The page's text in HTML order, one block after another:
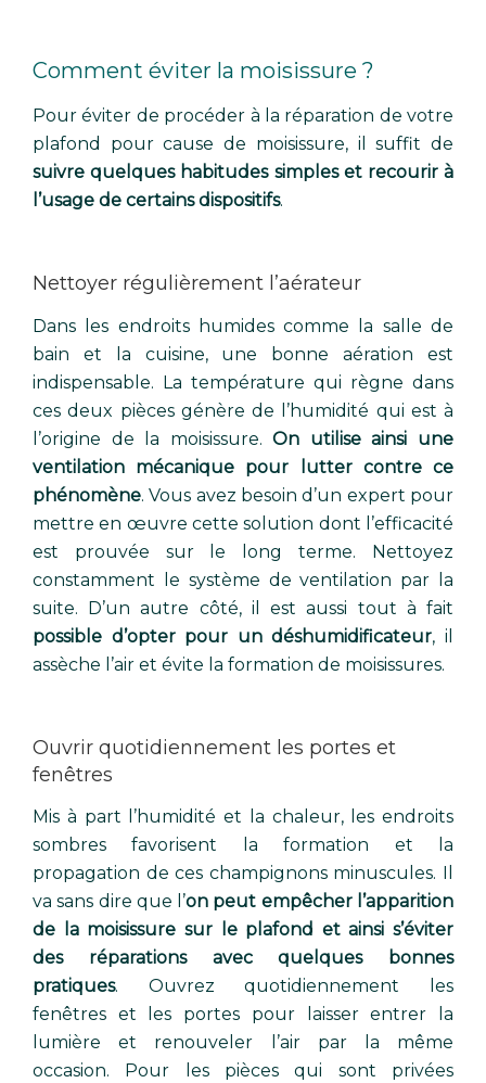
Comment éviter la moisissure ?
Pour éviter de procéder à la réparation de votre
plafond pour cause de moisissure, il suffit de
suivre quelques habitudes simples et recourir à
l’usage de certains dispositifs.
Nettoyer régulièrement l’aérateur
Dans les endroits humides comme la salle de
bain et la cuisine, une bonne aération est
indispensable. La température qui règne dans
ces deux pièces génère de l’humidité qui est à
l’origine de la moisissure.On utilise ainsi une
ventilation mécanique pour lutter contre ce
phénomène. Vous avez besoin d’un expert pour
mettre en œuvre cette solution dont l’efficacité
est prouvée sur le long terme. Nettoyez
constamment le système de ventilation par la
suite. D’un autre côté, il est aussi tout à fait
possible d’opter pour un déshumidificateur, il
assèche l’air et évite la formation de moisissures.
Ouvrir quotidiennement les portes et
fenêtres
Mis à part l’humidité et la chaleur, les endroits
sombres favorisent la formation et la
propagation de ces champignons minuscules. Il
va sans dire que l’on peut empêcher l’apparition
de la moisissure sur le plafond et ainsi s’éviter
des réparations avec quelques bonnes
pratiques. Ouvrez quotidiennement les
fenêtres et les portes pour laisser entrer la
lumière et renouveler l’air par la même
occasion. Pour les pièces qui sont privées